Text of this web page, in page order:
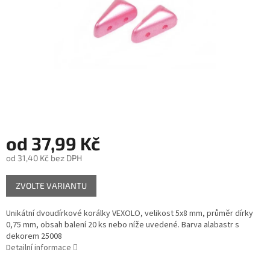
od 37,99 Kč
od 31,40 Kč bez DPH
Měrná
cena:
ZVOLTE VARIANTU
Unikátní dvoudírkové korálky VEXOLO, velikost 5x8 mm, průměr dírky
0,75 mm, obsah balení 20 ks nebo níže uvedené. Barva alabastr s
dekorem 25008
Detailní informace